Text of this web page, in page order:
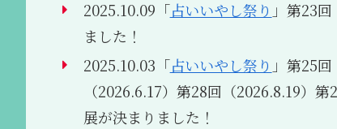
2025.10.09「占いいやし祭り 」第23
ました！
2025.10.03「占いいやし祭り 」第25
（2026.6.17）第28回（2026.8.19）
展が決まりました！